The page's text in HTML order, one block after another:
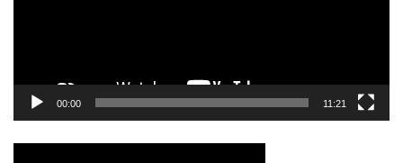
00:00 11:21